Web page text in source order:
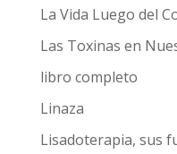
La Vida Luego del
Las Toxinas en
libro completo
Linaza
Lisadoterapia, sus